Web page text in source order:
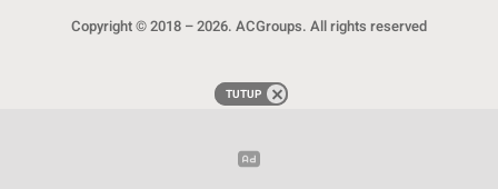
Copyright © 2018 – 2026. ACGroups. All rights reserved
TUTUP
TUTUP